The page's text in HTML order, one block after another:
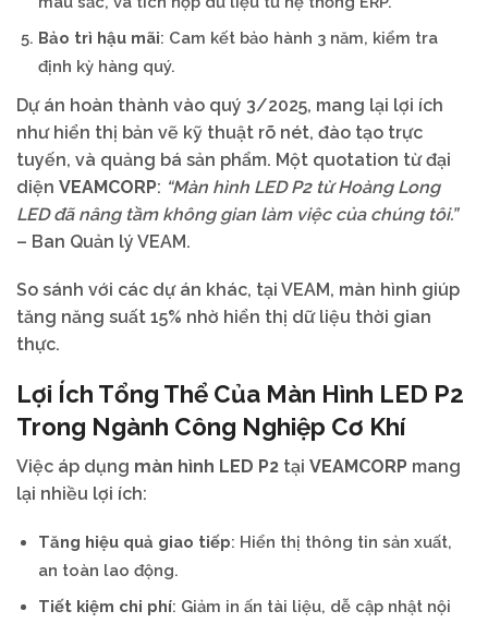
Bảo trì hậu mãi: Cam kết bảo hành 3 năm, kiểm tra
định kỳ hàng quý.
Dự án hoàn thành vào quý 3/2025, mang lại lợi ích
như hiển thị bản vẽ kỹ thuật rõ nét, đào tạo trực
tuyến, và quảng bá sản phẩm. Một quotation từ đại
diện VEAMCORP: “Màn hình LED P2 từ Hoàng Long
LED đã nâng tầm không gian làm việc của chúng tôi.”
– Ban Quản lý VEAM.
So sánh với các dự án khác, tại VEAM, màn hình giúp
tăng năng suất 15% nhờ hiển thị dữ liệu thời gian
thực.
Lợi Ích Tổng Thể Của Màn Hình LED P2
Trong Ngành Công Nghiệp Cơ Khí
Việc áp dụng màn hình LED P2 tại VEAMCORP mang
lại nhiều lợi ích:
Tăng hiệu quả giao tiếp: Hiển thị thông tin sản xuất,
an toàn lao động.
Tiết kiệm chi phí: Giảm in ấn tài liệu, dễ cập nhật nội